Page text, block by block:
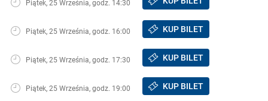
Piątek, 25 Września, godz. 14:30
Piątek, 25 Września, godz. 16:00 KUP BILET
Piątek, 25 Września, godz. 17:30 KUP BILET
Piątek, 25 Września, godz. 19:00 KUP BILET